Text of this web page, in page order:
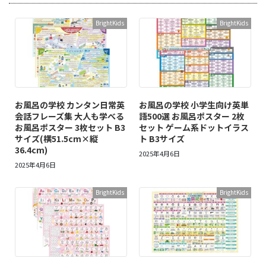
BrightKids
お風呂の学校 カンタン日常英
会話フレーズ集 大人も学べる
お風呂ポスター 3枚セット B3
サイズ(横51.5cm×縦
36.4cm)
2025年4月6日
BrightKids
お風呂の学校 小学生向け英単
語500選 お風呂ポスター 2枚
セット ゲーム系ドットイラス
ト B3サイズ
2025年4月6日
BrightKids BrightKids